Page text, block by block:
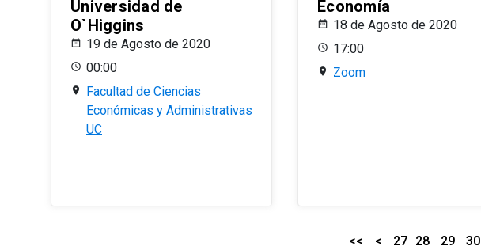
Universidad de
O`Higgins
19 de Agosto de 2020
00:00
Facultad de Ciencias
Económicas y Administrativas
UC
Economía
18 de Agosto de 2020
17:00
Zoom
<< < 27 28 29 30